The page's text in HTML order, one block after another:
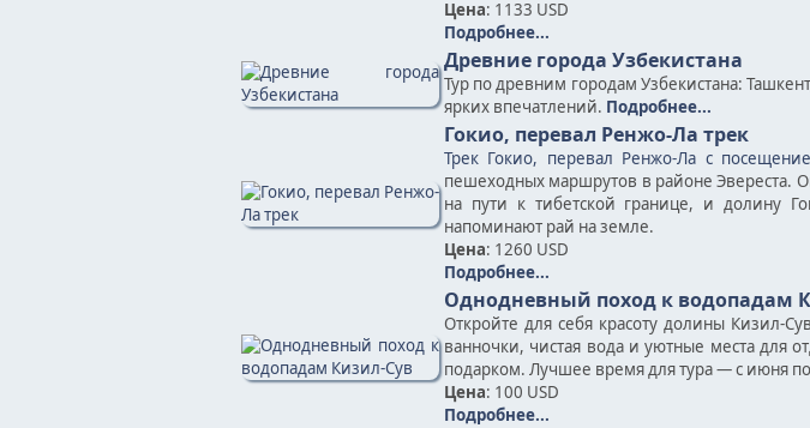
Цена: 1133 USD
Подробнее...
Древние города Узбекистана
Тур по древним городам Узбекистана:
ярких впечатлений. Подробнее...
Гокио, перевал Ренжо-Ла трек
Трек Гокио, перевал Ренжо-Ла с
пешеходных маршрутов в районе Эвереста.
на пути к тибетской границе, и долину
напоминают рай на земле.
Цена: 1260 USD
Подробнее...
Однодневный поход к водопадам
Откройте для себя красоту долины Кизил-
ванночки, чистая вода и уютные места для
подарком. Лучшее время для тура — с июня
Цена: 100 USD
Подробнее...